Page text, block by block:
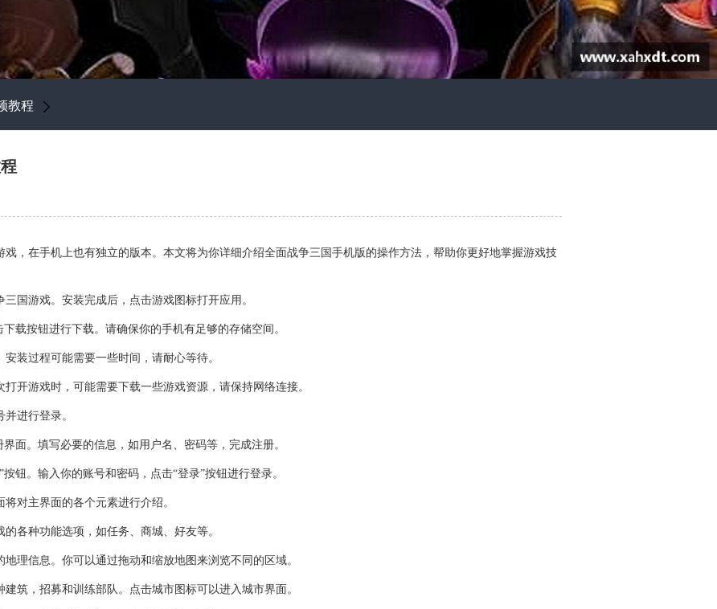
教程
，在手机上也有独立的版本。本文将为你详细介绍全面战争三国手机版的操作方法，帮助你更好地掌握游戏技
国游戏。安装完成后，点击游戏图标打开应用。
载按钮进行下载。请确保你的手机有足够的存储空间。
装过程可能需要一些时间，请耐心等待。
开游戏时，可能需要下载一些游戏资源，请保持网络连接。
进行登录。
面。填写必要的信息，如用户名、密码等，完成注册。
钮。输入你的账号和密码，点击“登录”按钮进行登录。
对主界面的各个元素进行介绍。
各种功能选项，如任务、商城、好友等。
理信息。你可以通过拖动和缩放地图来浏览不同的区域。
筑，招募和训练部队。点击城市图标可以进入城市界面。